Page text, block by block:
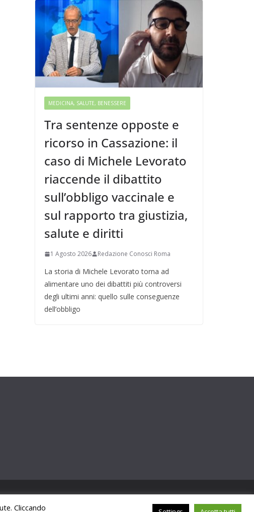
MEDICINA, SALUTE, BENESSERE
Tra sentenze opposte e
ricorso in Cassazione: il
caso di Michele Levorato
riaccende il dibattito
sull’obbligo vaccinale e
sul rapporto tra giustizia,
salute e diritti
1 Agosto 2026 Redazione Conosci Roma
La storia di Michele Levorato torna ad
alimentare uno dei dibattiti più controversi
degli ultimi anni: quello sulle conseguenze
dell’obbligo
Cliccando